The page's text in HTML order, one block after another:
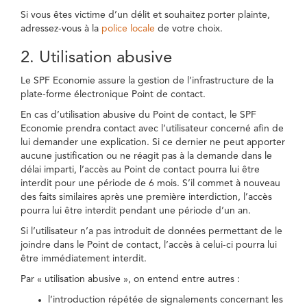
Si vous êtes victime d’un délit et souhaitez porter plainte,
adressez-vous à la police locale de votre choix.
2. Utilisation abusive
Le SPF Economie assure la gestion de l’infrastructure de la
plate-forme électronique Point de contact.
En cas d’utilisation abusive du Point de contact, le SPF
Economie prendra contact avec l’utilisateur concerné afin de
lui demander une explication. Si ce dernier ne peut apporter
aucune justification ou ne réagit pas à la demande dans le
délai imparti, l’accès au Point de contact pourra lui être
interdit pour une période de 6 mois. S’il commet à nouveau
des faits similaires après une première interdiction, l’accès
pourra lui être interdit pendant une période d’un an.
Si l’utilisateur n’a pas introduit de données permettant de le
joindre dans le Point de contact, l’accès à celui-ci pourra lui
être immédiatement interdit.
Par « utilisation abusive », on entend entre autres :
l’introduction répétée de signalements concernant les